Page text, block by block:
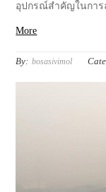
อุปกรณ์สำคัญในการ
More
By: bosasivimol